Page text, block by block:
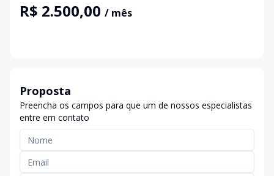
R$ 2.500,00 / mês
Proposta
Preencha os campos para que um de nossos especialistas
entre em contato